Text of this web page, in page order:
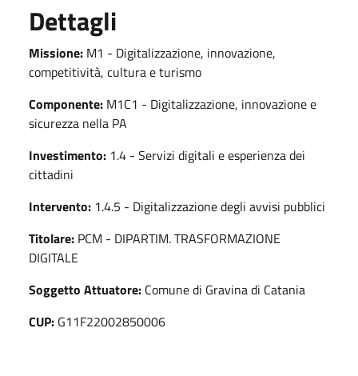
Dettagli
Missione: M1 - Digitalizzazione, innovazione,
competitività, cultura e turismo
Componente: M1C1 - Digitalizzazione, innovazione e
sicurezza nella PA
Investimento: 1.4 - Servizi digitali e esperienza dei
cittadini
Intervento: 1.4.5 - Digitalizzazione degli avvisi pubblici
Titolare: PCM - DIPARTIM. TRASFORMAZIONE
DIGITALE
Soggetto Attuatore: Comune di Gravina di Catania
CUP: G11F22002850006